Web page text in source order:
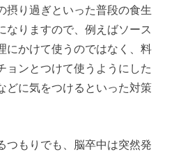
摂り過ぎといった普段の食生
なりますので、例えばソース
にかけて使うのではなく、料
ョンとつけて使うようにした
どに気をつけるといった対策
つもりでも、脳卒中は突然発